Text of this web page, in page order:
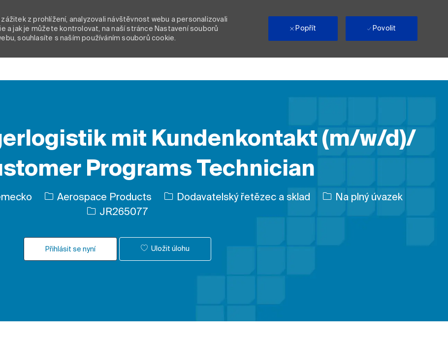
z prohlížení, analyzovali návštěvnost webu a personalizovali
a jak je můžete kontrolovat, na naší stránce Nastavení souborů
souhlasíte s naším používáním souborů cookie.
Popřít Povolit
mit Kundenkontakt (m/w/d)/
Programs Technician
Aerospace Products Kategorie
Dodavatelský řetězec a sklad Typ úlohy
Na plný úvazek
ID úlohy
JR265077
Přihlásit se nyní Uložit úlohu